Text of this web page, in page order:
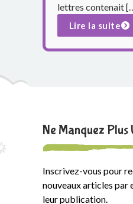
lettres contenait
Lire la suite
Ne Manquez Plus
Inscrivez-vous pour
nouveaux articles par
leur publication.